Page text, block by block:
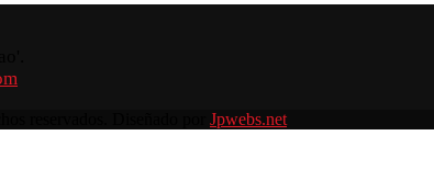
Jpwebs.net